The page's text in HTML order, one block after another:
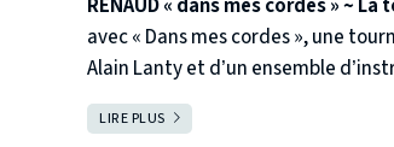
avec « Dans mes cordes », une
Alain Lanty et d’un ensemble
iconiques de Paris, La Scala, Le
aux Folies Bergère et à la Salle
LIRE PLUS